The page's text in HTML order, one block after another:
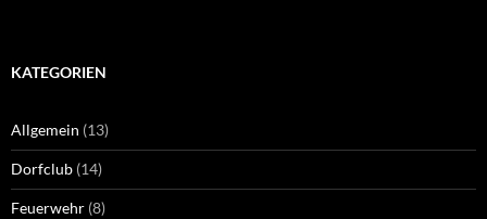
KATEGORIEN
Allgemein (13)
Dorfclub (14)
Feuerwehr (8)